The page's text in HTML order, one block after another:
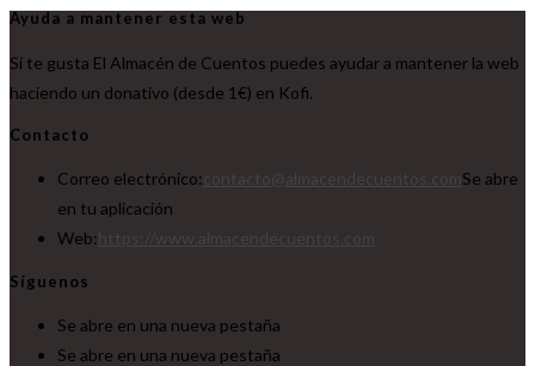
Ayuda a mantener esta web
Si te gusta El Almacén de Cuentos puedes ayudar a mantener la web
haciendo un donativo (desde 1€) en Kofi.
Contacto
Correo electrónico:
Se abre
en tu aplicación
Web:
Síguenos
Se abre en una nueva pestaña
Se abre en una nueva pestaña